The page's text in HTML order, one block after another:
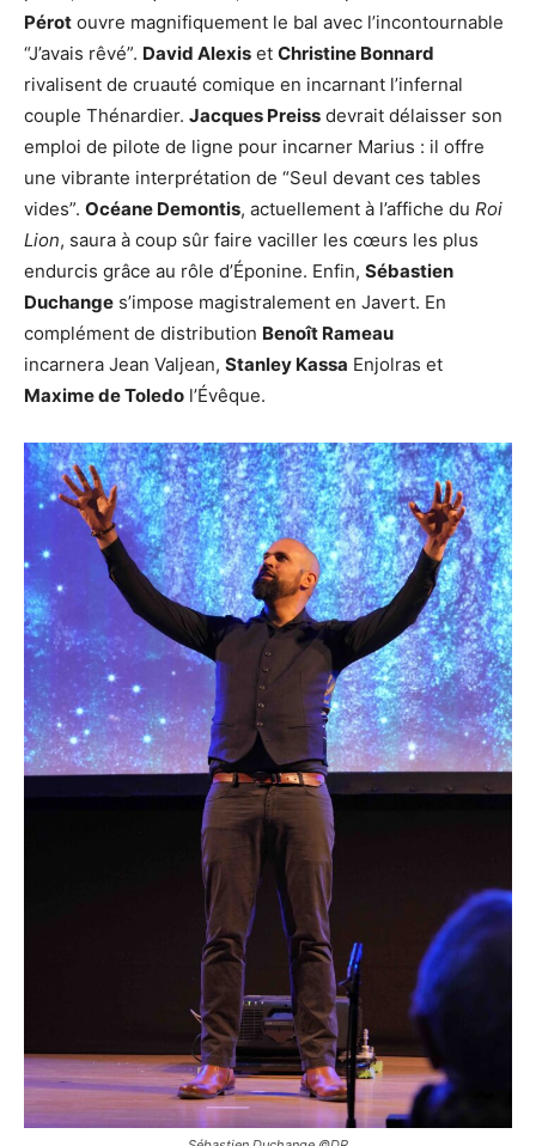
Pérot ouvre magnifiquement le bal avec l’incontournable
“J’avais rêvé”. David Alexis et Christine Bonnard
rivalisent de cruauté comique en incarnant l’infernal
couple Thénardier. Jacques Preiss devrait délaisser son
emploi de pilote de ligne pour incarner Marius : il offre
une vibrante interprétation de “Seul devant ces tables
vides”. Océane Demontis, actuellement à l’affiche du Roi
Lion, saura à coup sûr faire vaciller les cœurs les plus
endurcis grâce au rôle d’Éponine. Enfin, Sébastien
Duchange s’impose magistralement en Javert. En
complément de distribution Benoît Rameau
incarnera Jean Valjean, Stanley Kassa Enjolras et
Maxime de Toledo l’Évêque.